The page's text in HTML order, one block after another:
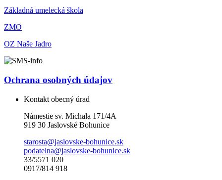
Základná umelecká škola
ZMO
OZ Naše Jadro
Ochrana osobných údajov
Kontakt obecný úrad
Námestie sv. Michala 171/4A
919 30 Jaslovské Bohunice
starosta@jaslovske-bohunice.sk
podatelna@jaslovske-bohunice.sk
33/5571 020
0917/814 918